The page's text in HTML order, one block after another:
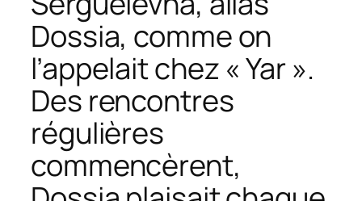
Dossia, comme on
l’appelait chez « Yar ».
Des rencontres
régulières
commencèrent,